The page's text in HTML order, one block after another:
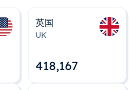
英国
UK
418,167